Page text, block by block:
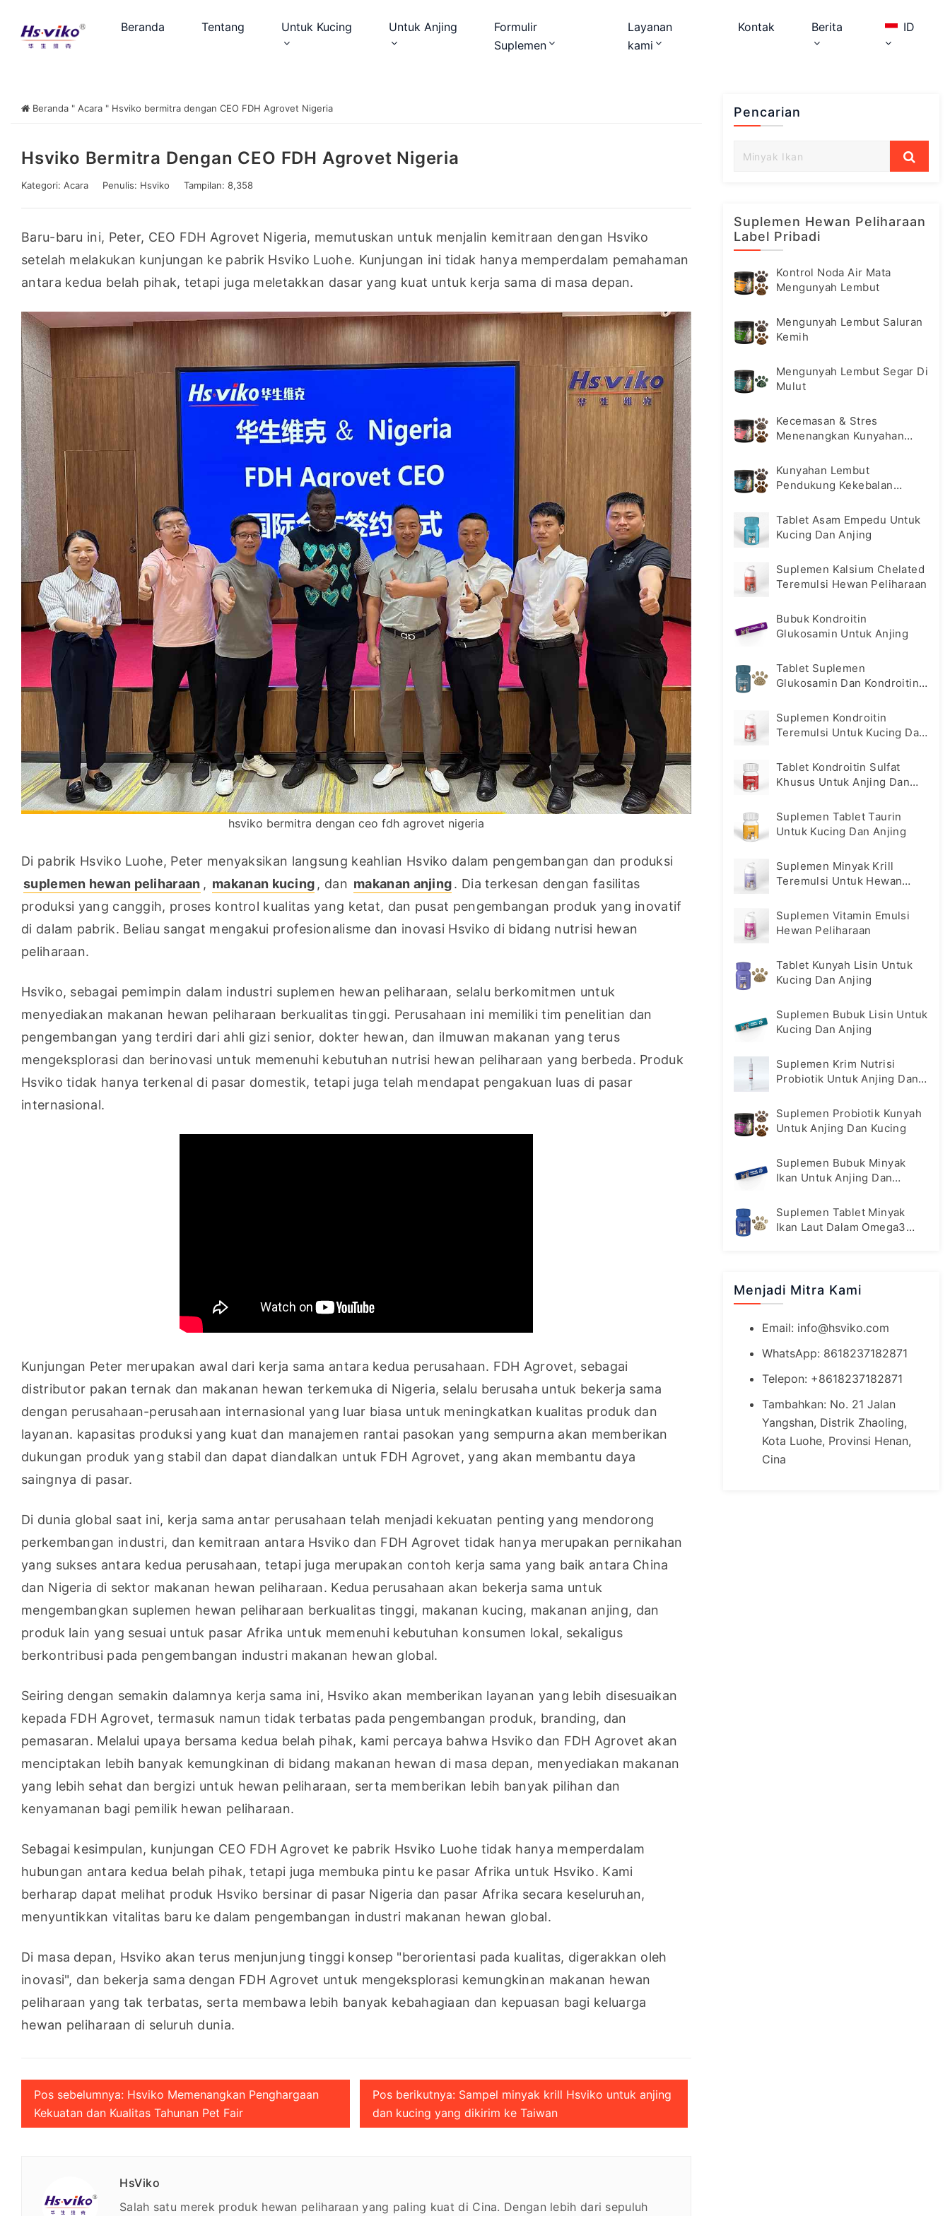
Beranda Tentang Untuk Kucing Untuk Anjing
Formulir
Suplemen
Layanan
kami
Kontak Berita ID
Beranda " Acara " Hsviko bermitra dengan CEO FDH Agrovet Nigeria
Hsviko Bermitra Dengan CEO FDH Agrovet Nigeria
Kategori: Acara Penulis: Hsviko Tampilan: 8,358
Baru-baru ini, Peter, CEO FDH Agrovet Nigeria, memutuskan untuk menjalin kemitraan dengan Hsviko
setelah melakukan kunjungan ke pabrik Hsviko Luohe. Kunjungan ini tidak hanya memperdalam pemahaman
antara kedua belah pihak, tetapi juga meletakkan dasar yang kuat untuk kerja sama di masa depan.
hsviko bermitra dengan ceo fdh agrovet nigeria
suplemen hewan peliharaan , makanan kucing , dan makanan anjing. Dia terkesan dengan fasilitas
produksi yang canggih, proses kontrol kualitas yang ketat, dan pusat pengembangan produk yang inovatif
di dalam pabrik. Beliau sangat mengakui profesionalisme dan inovasi Hsviko di bidang nutrisi hewan
peliharaan.
Hsviko, sebagai pemimpin dalam industri suplemen hewan peliharaan, selalu berkomitmen untuk
menyediakan makanan hewan peliharaan berkualitas tinggi. Perusahaan ini memiliki tim penelitian dan
pengembangan yang terdiri dari ahli gizi senior, dokter hewan, dan ilmuwan makanan yang terus
mengeksplorasi dan berinovasi untuk memenuhi kebutuhan nutrisi hewan peliharaan yang berbeda. Produk
Hsviko tidak hanya terkenal di pasar domestik, tetapi juga telah mendapat pengakuan luas di pasar
internasional.
Kunjungan Peter merupakan awal dari kerja sama antara kedua perusahaan. FDH Agrovet, sebagai
distributor pakan ternak dan makanan hewan terkemuka di Nigeria, selalu berusaha untuk bekerja sama
dengan perusahaan-perusahaan internasional yang luar biasa untuk meningkatkan kualitas produk dan
layanan. kapasitas produksi yang kuat dan manajemen rantai pasokan yang sempurna akan memberikan
dukungan produk yang stabil dan dapat diandalkan untuk FDH Agrovet, yang akan membantu daya
saingnya di pasar.
Di dunia global saat ini, kerja sama antar perusahaan telah menjadi kekuatan penting yang mendorong
perkembangan industri, dan kemitraan antara Hsviko dan FDH Agrovet tidak hanya merupakan pernikahan
yang sukses antara kedua perusahaan, tetapi juga merupakan contoh kerja sama yang baik antara China
dan Nigeria di sektor makanan hewan peliharaan. Kedua perusahaan akan bekerja sama untuk
mengembangkan suplemen hewan peliharaan berkualitas tinggi, makanan kucing, makanan anjing, dan
produk lain yang sesuai untuk pasar Afrika untuk memenuhi kebutuhan konsumen lokal, sekaligus
berkontribusi pada pengembangan industri makanan hewan global.
Seiring dengan semakin dalamnya kerja sama ini, Hsviko akan memberikan layanan yang lebih disesuaikan
kepada FDH Agrovet, termasuk namun tidak terbatas pada pengembangan produk, branding, dan
pemasaran. Melalui upaya bersama kedua belah pihak, kami percaya bahwa Hsviko dan FDH Agrovet akan
menciptakan lebih banyak kemungkinan di bidang makanan hewan di masa depan, menyediakan makanan
yang lebih sehat dan bergizi untuk hewan peliharaan, serta memberikan lebih banyak pilihan dan
kenyamanan bagi pemilik hewan peliharaan.
Sebagai kesimpulan, kunjungan CEO FDH Agrovet ke pabrik Hsviko Luohe tidak hanya memperdalam
hubungan antara kedua belah pihak, tetapi juga membuka pintu ke pasar Afrika untuk Hsviko. Kami
berharap dapat melihat produk Hsviko bersinar di pasar Nigeria dan pasar Afrika secara keseluruhan,
menyuntikkan vitalitas baru ke dalam pengembangan industri makanan hewan global.
Di masa depan, Hsviko akan terus menjunjung tinggi konsep "berorientasi pada kualitas, digerakkan oleh
inovasi", dan bekerja sama dengan FDH Agrovet untuk mengeksplorasi kemungkinan makanan hewan
peliharaan yang tak terbatas, serta membawa lebih banyak kebahagiaan dan kepuasan bagi keluarga
hewan peliharaan di seluruh dunia.
Pos sebelumnya: Hsviko Memenangkan Penghargaan
Kekuatan dan Kualitas Tahunan Pet Fair
Pos berikutnya: Sampel minyak krill Hsviko untuk anjing
dan kucing yang dikirim ke Taiwan
HsViko
Salah satu merek produk hewan peliharaan yang paling kuat di Cina. Dengan lebih dari sepuluh
Pencarian
Suplemen Hewan Peliharaan
Label Pribadi
Kontrol Noda Air Mata
Mengunyah Lembut
Mengunyah Lembut Saluran
Kemih
Mengunyah Lembut Segar Di
Mulut
Kecemasan & Stres
Menenangkan Kunyahan
Kunyahan Lembut
Pendukung Kekebalan
Tablet Asam Empedu Untuk
Kucing Dan Anjing
Suplemen Kalsium Chelated
Teremulsi Hewan Peliharaan
Bubuk Kondroitin
Glukosamin Untuk Anjing
Tablet Suplemen
Glukosamin Dan Kondroitin
Suplemen Kondroitin
Teremulsi Untuk Kucing Dan
Tablet Kondroitin Sulfat
Khusus Untuk Anjing Dan
Suplemen Tablet Taurin
Untuk Kucing Dan Anjing
Suplemen Minyak Krill
Teremulsi Untuk Hewan
Suplemen Vitamin Emulsi
Hewan Peliharaan
Tablet Kunyah Lisin Untuk
Kucing Dan Anjing
Suplemen Bubuk Lisin Untuk
Kucing Dan Anjing
Suplemen Krim Nutrisi
Probiotik Untuk Anjing Dan
Suplemen Probiotik Kunyah
Untuk Anjing Dan Kucing
Suplemen Bubuk Minyak
Ikan Untuk Anjing Dan
Suplemen Tablet Minyak
Ikan Laut Dalam Omega3
Menjadi Mitra Kami
Email: info@hsviko.com
WhatsApp: 8618237182871
Telepon: +8618237182871
Tambahkan: No. 21 Jalan
Yangshan, Distrik Zhaoling,
Kota Luohe, Provinsi Henan,
Cina